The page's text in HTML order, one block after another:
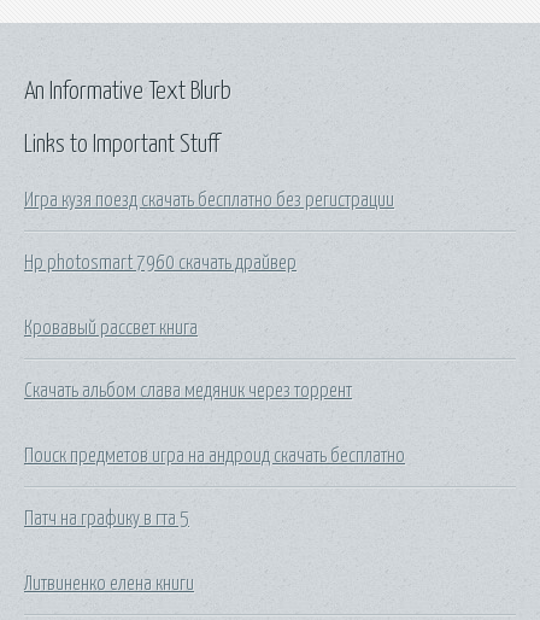
Links to Important Stuff
Игра кузя поезд скачать бесплатно без регистрации
Hp photosmart 7960 скачать драйвер
Кровавый рассвет книга
Скачать альбом слава медяник через торрент
Поиск предметов игра на андроид скачать бесплатно
Патч на графику в гта 5
Литвиненко елена книги
An Informative Text Blurb